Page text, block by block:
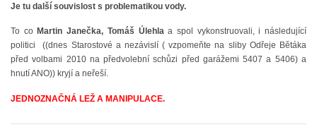
FINANCOVÁNÍ VÝSTAVBY
PROHLÁŠENÍ VLASTNÍKA 2023
DOMOVNÍ SCHŮZE DNE 13. 5. 2024 - VIDEO
Je tu další souvislost s problematikou vody.
To co Martin Janečka, Tomáš Úlehlaa spol vykonstruovali, i následující
politici ((dnes Starostové a nezávislí ( vzpomeňte na sliby Odřeje Bětáka
před volbami 2010 na předvolební schůzi před garážemi 5407 a 5406) a
hnutí ANO)) kryjí a neřeší.
JEDNOZNAČNÁ LEŽ A MANIPULACE.